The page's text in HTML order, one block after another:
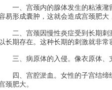
一、宫颈内的腺体发生的粘液潴
易形成囊肿，这就会造成宫颈肥大
二、宫颈因慢性炎症受到长期刺
以长期存在。这种长期的刺激就非常
三、病原体的入侵。像衣原体、支
四、宫腔淤血。女性的子宫结缔
颈肥大。